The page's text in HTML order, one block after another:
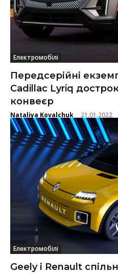
Електромобілі
Передсерійні
Cadillac Lyriq
конвеєр
Nataliya Kovalchuk - 21.01.2022
Електромобілі
Geely і Renault